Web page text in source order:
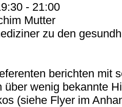
- 21:00
Mutter
zu den
berichten mit
über wenig bekannte
(siehe Flyer im